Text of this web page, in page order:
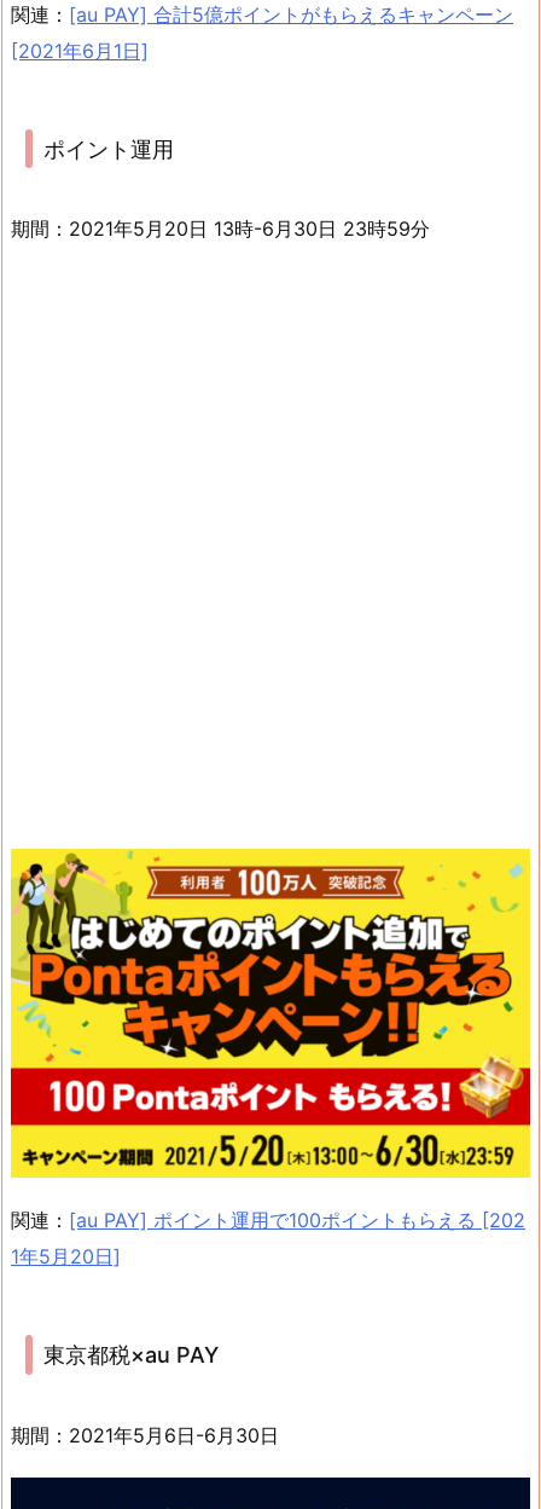
関連： [au PAY] 合計5億ポイントがもらえるキャンペーン
[2021年6月1日]
ポイント運用
期間：2021年5月20日 13時-6月30日 23時59分
関連： [au PAY] ポイント運用で100ポイントもらえる [202
1年5月20日]
東京都税×au PAY
期間：2021年5月6日-6月30日